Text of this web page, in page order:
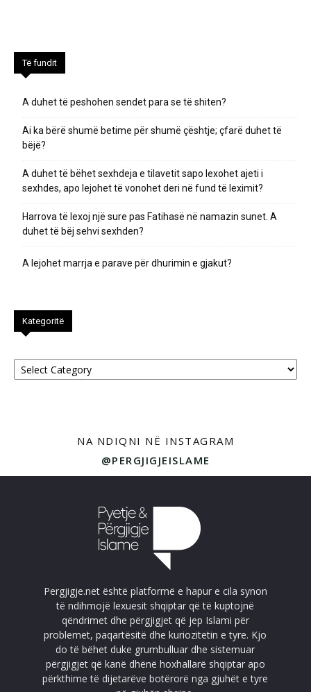
Të fundit
A duhet të peshohen sendet para se të shiten?
Ai ka bërë shumë betime për shumë çështje; çfarë duhet të
bëjë?
A duhet të bëhet sexhdeja e tilavetit sapo lexohet ajeti i
sexhdes, apo lejohet të vonohet deri në fund të leximit?
Harrova të lexoj një sure pas Fatihasë në namazin sunet. A
duhet të bëj sehvi sexhden?
A lejohet marrja e parave për dhurimin e gjakut?
Kategoritë
Kategoritë
NA NDIQNI NË INSTAGRAM
@PERGJIGJEISLAME
Pergjigje.net është platformë e hapur e cila synon
të ndihmojë lexuesit shqiptar që të kuptojnë
qëndrimet dhe përgjigjet që jep Islami për
problemet, paqartësitë dhe kuriozitetin e tyre. Kjo
do të bëhet duke grumbulluar dhe sistemuar
përgjigjet që kanë dhënë hoxhallarë shqiptar apo
përkthime të dijetarëve botërorë nga gjuhët e tyre